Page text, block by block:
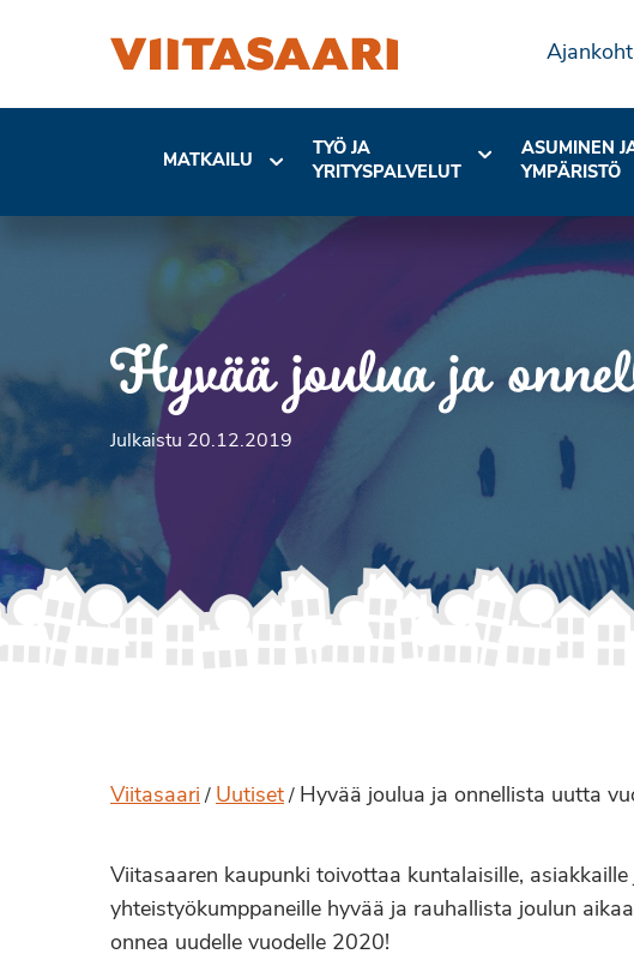
MATKAILU
TYÖ JA
YRITYSPALVELUT
ASUMINEN
YMPÄRISTÖ
Hyvää joulua ja
Julkaistu 20.12.2019
Viitasaari / Uutiset / Hyvää joulua ja onnellista uutta
Viitasaaren kaupunki toivottaa kuntalaisille, asiakkaille
yhteistyökumppaneille hyvää ja rauhallista joulun
onnea uudelle vuodelle 2020!